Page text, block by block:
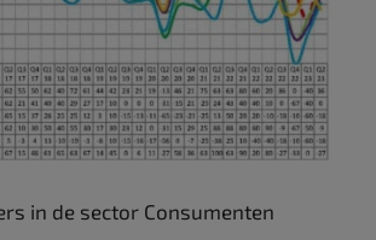
in de sector Consumenten